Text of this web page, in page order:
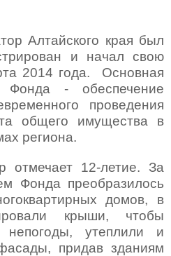
Алтайского края был
и начал свою
2014 года. Основная
Фонда - обеспечение
проведения
общего имущества в
региона.
отмечает 12-летие. За
Фонда преобразилось
домов, в
крыши, чтобы
утеплили и
придав зданиям